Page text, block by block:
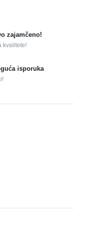
zajamčeno!
kvalitete!
isporuka